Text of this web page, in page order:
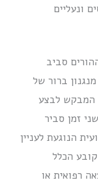
ונעליים
סביב
ברור של
המבקש לבצע
זמן סביר
הנוגעת לעניין
הכלל
רפואית או